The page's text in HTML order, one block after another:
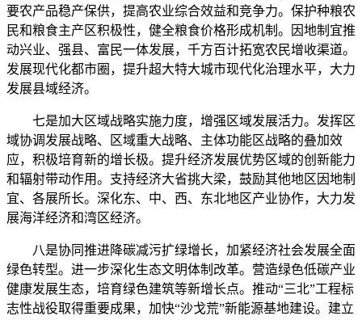
要农产品稳产保供，提高农业综合效益和竞争力。保护种粮农
民和粮食主产区积极性，健全粮食价格形成机制。因地制宜推
动兴业、强县、富民一体发展，千方百计拓宽农民增收渠道。
发展现代化都市圈，提升超大特大城市现代化治理水平，大力
发展县域经济。
七是加大区域战略实施力度，增强区域发展活力。发挥区
域协调发展战略、区域重大战略、主体功能区战略的叠加效
应，积极培育新的增长极。提升经济发展优势区域的创新能力
和辐射带动作用。支持经济大省挑大梁，鼓励其他地区因地制
宜、各展所长。深化东、中、西、东北地区产业协作，大力发
展海洋经济和湾区经济。
八是协同推进降碳减污扩绿增长，加紧经济社会发展全面
绿色转型。进一步深化生态文明体制改革。营造绿色低碳产业
健康发展生态，培育绿色建筑等新增长点。推动“三北”工程标
志性战役取得重要成果，加快“沙戈荒”新能源基地建设。建立